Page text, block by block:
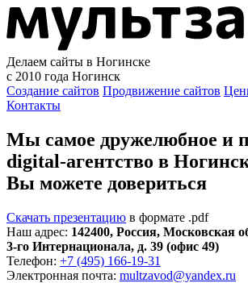
Делаем сайты в Ногинске
с 2010 года Ногинск
Создание сайтов Продвижение сайтов
Контакты
Мы самое дружелюбное и
digital-агентство в
Вы можете довериться
Скачать презентацию в формате .pdf
Наш адрес: 142400, Россия, Московская
3-го Интернационала, д. 39 (офис 49)
Телефон: +7 (495) 166-19-31
Электронная почта: multzavod@yandex.ru